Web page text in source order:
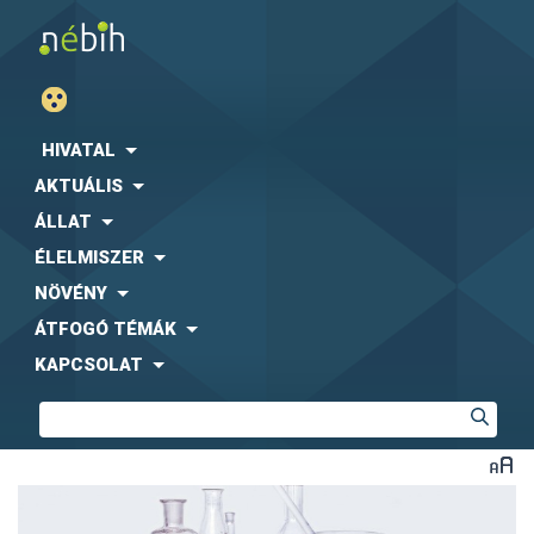
HIVATAL
AKTUÁLIS
ÁLLAT
ÉLELMISZER
NÖVÉNY
ÁTFOGÓ TÉMÁK
KAPCSOLAT